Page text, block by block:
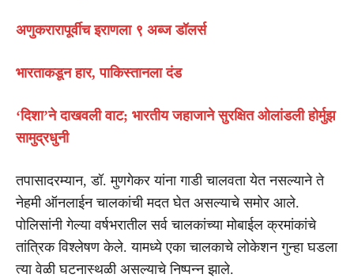
अणुकरारापूर्वीच इराणला ९ अब्ज डॉलर्स
भारताकडून हार, पाकिस्तानला दंड
‘दिशा’ने दाखवली वाट; भारतीय जहाजाने सुरक्षित ओलांडली होर्मुझ
सामुद्रधुनी
तपासादरम्यान, डॉ. मुणगेकर यांना गाडी चालवता येत नसल्याने ते
नेहमी ऑनलाईन चालकांची मदत घेत असल्याचे समोर आले.
पोलिसांनी गेल्या वर्षभरातील सर्व चालकांच्या मोबाईल क्रमांकांचे
तांत्रिक विश्लेषण केले. यामध्ये एका चालकाचे लोकेशन गुन्हा घडला
त्या वेळी घटनास्थळी असल्याचे निष्पन्न झाले.